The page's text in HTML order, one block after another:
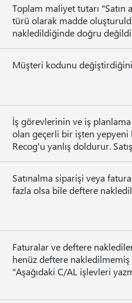
Toplam maliyet tutarı "Satın
türü olarak madde
nakledildiğinde doğru
Müşteri kodunu
İş görevlerinin ve iş planlama
olan geçerli bir işten
Recog'u yanlış doldurur.
Satınalma siparişi veya
fazla olsa bile deftere
Faturalar ve deftere
henüz deftere nakledilmemiş
"Aşağıdaki C/AL işlevleri